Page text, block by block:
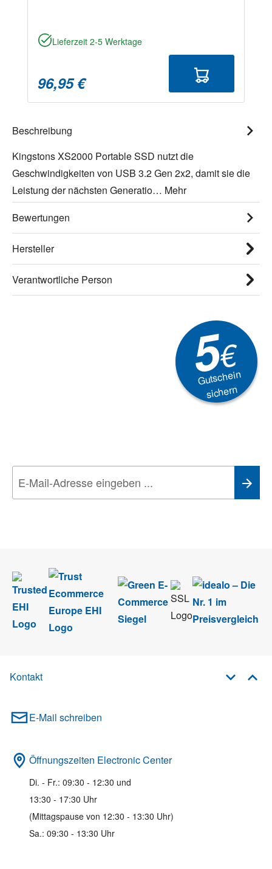
Lieferzeit 2-5 Werktage
96,95 €
Beschreibung
Kingstons XS2000 Portable SSD nutzt die
Geschwindigkeiten von USB 3.2 Gen 2x2, damit sie die
Leistung der nächsten Generatio… Mehr
Bewertungen
Hersteller
Verantwortliche Person
5€
Gutschein
sichern
Kontakt
E-Mail schreiben
Öffnungszeiten Electronic Center
Di. - Fr.: 09:30 - 12:30 und
13:30 - 17:30 Uhr
(Mittagspause von 12:30 - 13:30 Uhr)
Sa.: 09:30 - 13:30 Uhr